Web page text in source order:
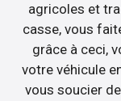
agricoles et
casse, vous
grâce à ceci,
votre véhicule
vous soucier